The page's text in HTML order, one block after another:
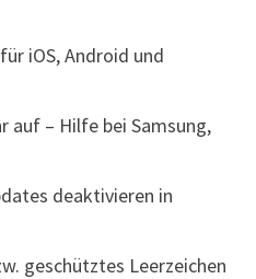
iOS, Android und
auf – Hilfe bei Samsung,
deaktivieren in
geschütztes Leerzeichen